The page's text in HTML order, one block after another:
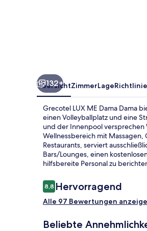
132+
ÜbersichtZimmerLage
Grecotel LUX ME Dama Dama
einen Volleyballplatz und eine
und der Innenpool versprechen
Wellnessbereich mit Massagen,
Restaurants, serviert
Bars/Lounges, einen
hilfsbereite Personal zu
Bewertungen
8,88,8 von 10.
Hervorragend
Alle 97 Bewertungen
Beliebte